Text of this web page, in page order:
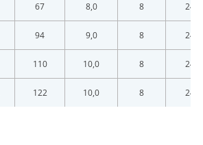
67 8,0 8 24
94 9,0 8 24
110 10,0 8 24
122 10,0 8 24